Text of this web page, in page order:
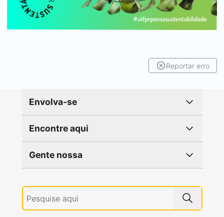
Reportar erro
Envolva-se
Encontre aqui
Gente nossa